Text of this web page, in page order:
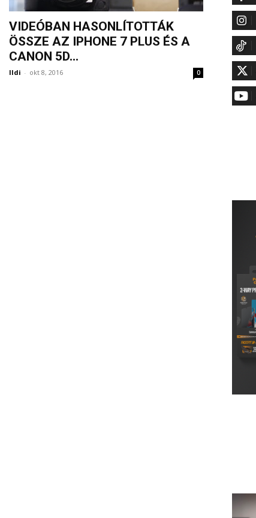
VIDEÓBAN HASONLÍTOTTÁK
ÖSSZE AZ IPHONE 7 PLUS ÉS A
CANON 5D...
Ildi - okt 8, 2016 0